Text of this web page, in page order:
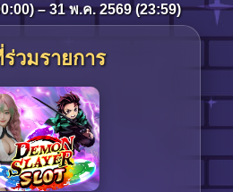
– 31 พ.ค. 2569 (23:59)
วมรายการ